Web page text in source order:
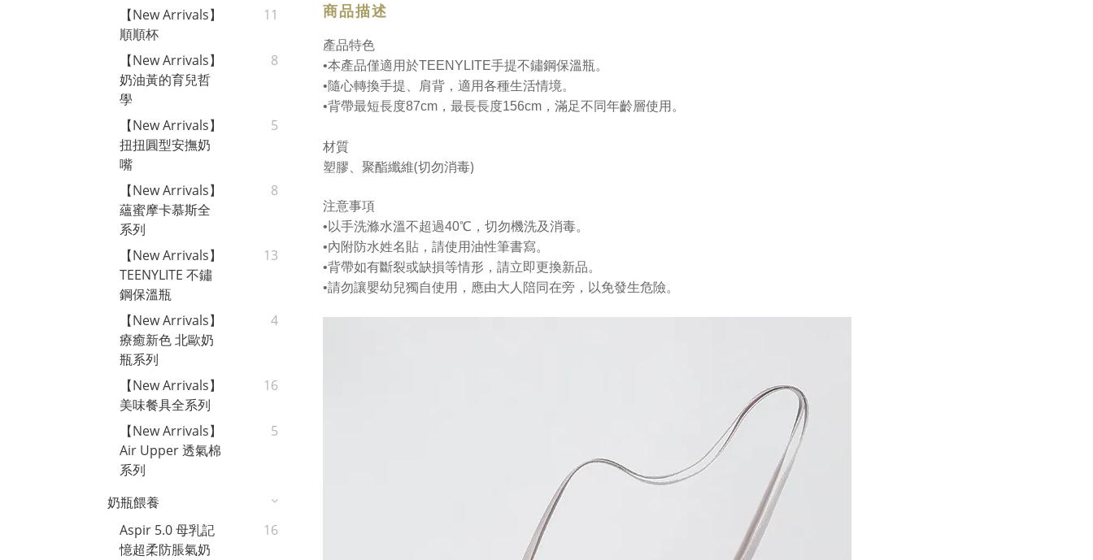
【New Arrivals】
順順杯
11
【New Arrivals】
奶油黃的育兒哲
學
8
【New Arrivals】
扭扭圓型安撫奶
嘴
5
【New Arrivals】
蘊蜜摩卡慕斯全
系列
8
【New Arrivals】
TEENYLITE 不鏽
鋼保溫瓶
13
【New Arrivals】
療癒新色 北歐奶
瓶系列
4
【New Arrivals】
美味餐具全系列
16
【New Arrivals】
Air Upper 透氣棉
系列
5
奶瓶餵養
Aspir 5.0 母乳記
憶超柔防脹氣奶
16
商品描述
產品特色
•本產品僅適用於TEENYLITE手提不鏽鋼保溫瓶。
•隨心轉換手提、肩背，適用各種生活情境。
•背帶最短長度87cm，最長長度156cm，滿足不同年齡層使用。
材質
塑膠、聚酯纖維(切勿消毒)
注意事項
•以手洗滌水溫不超過40℃，切勿機洗及消毒。
•內附防水姓名貼，請使用油性筆書寫。
•背帶如有斷裂或缺損等情形，請立即更換新品。
•請勿讓嬰幼兒獨自使用，應由大人陪同在旁，以免發生危險。